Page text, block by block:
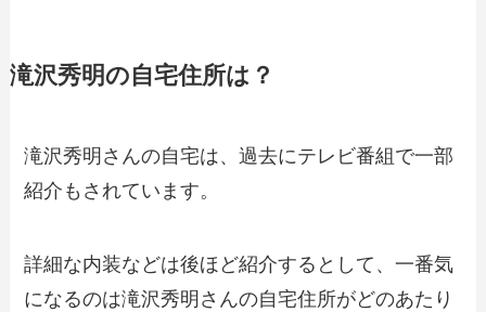
滝沢秀明の自宅住所は？
滝沢秀明さんの自宅は、過去にテレビ番組で一部
紹介もされています。
詳細な内装などは後ほど紹介するとして、一番気
になるのは滝沢秀明さんの自宅住所がどのあたり